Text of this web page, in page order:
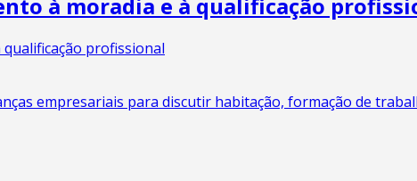
empresariais para discutir habitação, formação de